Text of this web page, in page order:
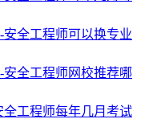
全工程师可以换专业
全工程师网校推荐哪
工程师每年几月考试